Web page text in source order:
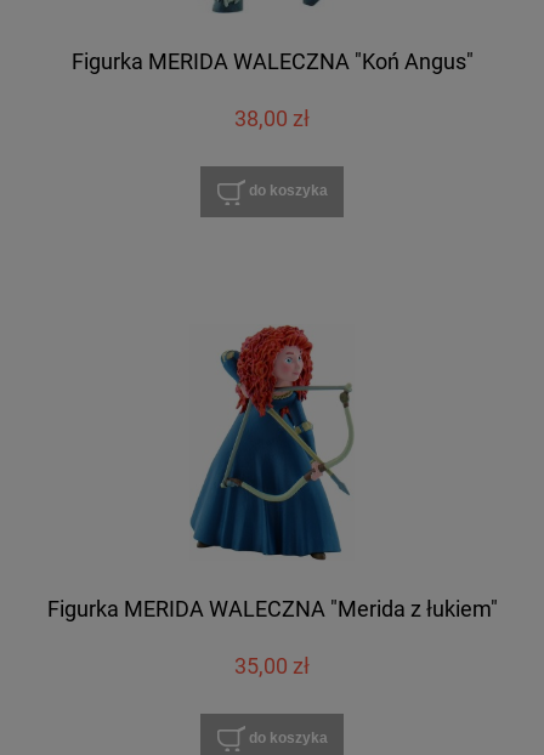
Figurka MERIDA WALECZNA "Koń Angus"
38,00 zł
do koszyka
Figurka MERIDA WALECZNA "Merida z łukiem"
35,00 zł
do koszyka